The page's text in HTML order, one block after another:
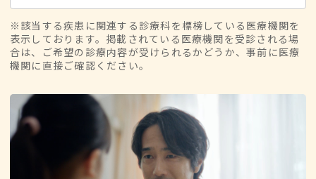
※該当する疾患に関連する診療科を標榜している医療機関を
表示しております。掲載されている医療機関を受診される場
合は、ご希望の診療内容が受けられるかどうか、事前に医療
機関に直接ご確認ください。